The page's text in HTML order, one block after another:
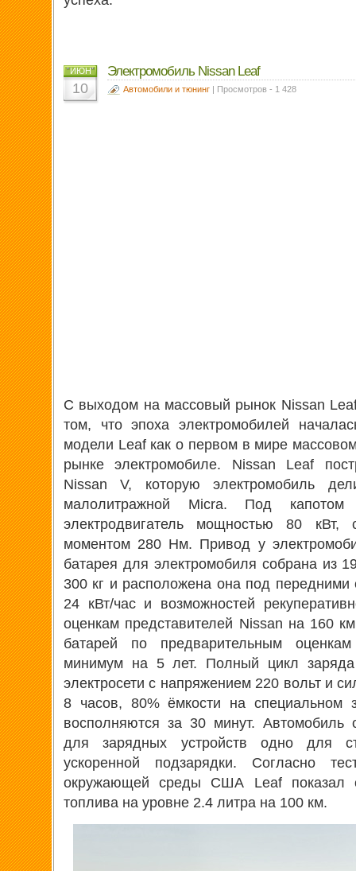
ИЮН
10
Электромобиль Nissan Leaf
Автомобили и тюнинг | Просмотров - 1 428
С выходом на массовый рынок Nissan
том, что эпоха электромобилей
модели Leaf как о первом в мире
рынке электромобиле. Nissan Leaf
Nissan V, которую электромобиль
малолитражной Micra. Под
электродвигатель мощностью 80
моментом 280 Нм. Привод у
батарея для электромобиля собрана из
300 кг и расположена она под передними
24 кВт/час и возможностей
оценкам представителей Nissan на 160
батарей по предварительным
минимум на 5 лет. Полный цикл заряда
электросети с напряжением 220 вольт и
8 часов, 80% ёмкости на специальном
восполняются за 30 минут. Автомобиль
для зарядных устройств одно для
ускоренной подзарядки. Согласно
окружающей среды США Leaf показал
топлива на уровне 2.4 литра на 100 км.